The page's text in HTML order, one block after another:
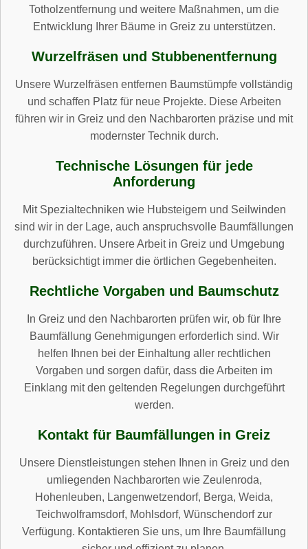
Totholzentfernung und weitere Maßnahmen, um die
Entwicklung Ihrer Bäume in Greiz zu unterstützen.
Wurzelfräsen und Stubbenentfernung
Unsere Wurzelfräsen entfernen Baumstümpfe vollständig
und schaffen Platz für neue Projekte. Diese Arbeiten
führen wir in Greiz und den Nachbarorten präzise und mit
modernster Technik durch.
Technische Lösungen für jede
Anforderung
Mit Spezialtechniken wie Hubsteigern und Seilwinden
sind wir in der Lage, auch anspruchsvolle Baumfällungen
durchzuführen. Unsere Arbeit in Greiz und Umgebung
berücksichtigt immer die örtlichen Gegebenheiten.
Rechtliche Vorgaben und Baumschutz
In Greiz und den Nachbarorten prüfen wir, ob für Ihre
Baumfällung Genehmigungen erforderlich sind. Wir
helfen Ihnen bei der Einhaltung aller rechtlichen
Vorgaben und sorgen dafür, dass die Arbeiten im
Einklang mit den geltenden Regelungen durchgeführt
werden.
Kontakt für Baumfällungen in Greiz
Unsere Dienstleistungen stehen Ihnen in Greiz und den
umliegenden Nachbarorten wie Zeulenroda,
Hohenleuben, Langenwetzendorf, Berga, Weida,
Teichwolframsdorf, Mohlsdorf, Wünschendorf zur
Verfügung. Kontaktieren Sie uns, um Ihre Baumfällung